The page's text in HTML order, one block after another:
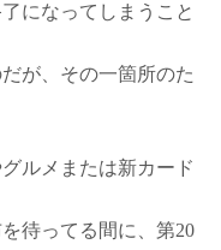
になってしまうこと
が、その一箇所のた
ルメまたは新カード
待ってる間に、第20